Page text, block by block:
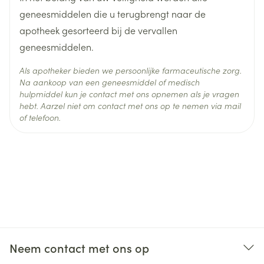
tacrolimus, ciclosporine – geneesmiddelen die
bijvoorbeeld gebruikt worden na
fentanyl – een pijnstiller
theofylline – een geneesmiddel voor de
behandeling van astma en van andere
ademhalingsproblemen.
depressief gevoel, zenuwachtigheid
migraine; als u voor het eerst last krijgt van
migraineachtige hoofdpijn, stop dan met het
innemen van Femoston 1/10 en raadpleeg
duizeligheid
misselijkheid, braken en winderigheid
allergische huidreacties (bijv. huiduitslag, felle jeuk
(pruritus) of netelroos (urticaria)
gezwollen enkels, voeten of vingers (perifeer
oedeem)
Behoud Kamertemperatuur (15°C - 25°C)
geneesmiddelen die u terugbrengt naar de
apotheek gesorteerd bij de vervallen
geneesmiddelen.
Als apotheker bieden we persoonlijke farmaceutische zorg.
Na aankoop van een geneesmiddel of medisch
hulpmiddel kun je contact met ons opnemen als je vragen
hebt. Aarzel niet om contact met ons op te nemen via mail
of telefoon.
Neem contact met ons op